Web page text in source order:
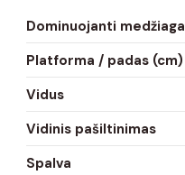
Dominuojanti medžiaga
Platforma / padas (cm)
Vidus
Vidinis pašiltinimas
Spalva